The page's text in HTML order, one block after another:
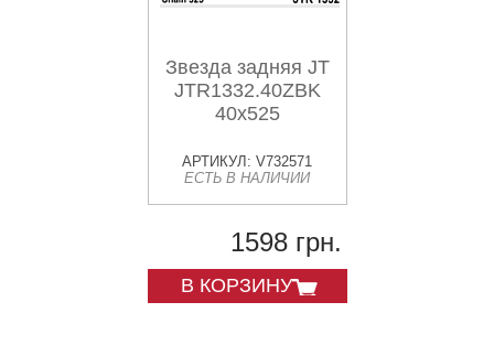
Звезда задняя JT
JTR1332.40ZBK
40x525
АРТИКУЛ: V732571
ЕСТЬ В НАЛИЧИИ
1598 грн.
В КОРЗИНУ